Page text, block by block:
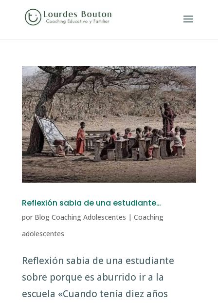
Reflexión sabia de una estudiante…
por Blog Coaching Adolescentes | Coaching
adolescentes
Reflexión sabia de una estudiante
sobre porque es aburrido ir a la
escuela «Cuando tenía diez años